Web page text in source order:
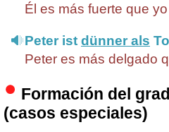
Él es más fuerte que yo
Peter ist dünner als
Peter es más delgado
Formación del
(casos especiales)